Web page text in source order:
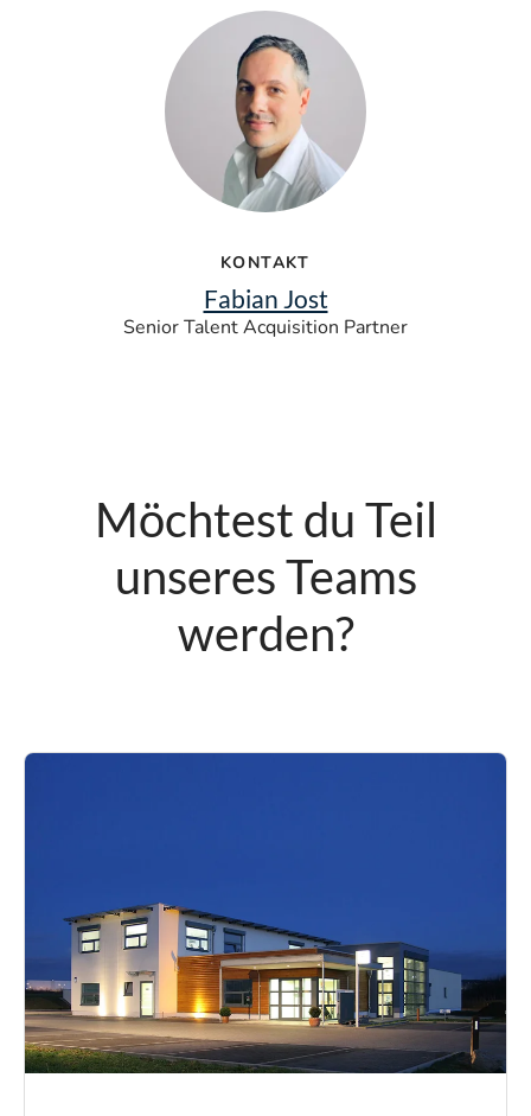
KONTAKT
Fabian Jost
Senior Talent Acquisition Partner
Möchtest du Teil
unseres Teams
werden?